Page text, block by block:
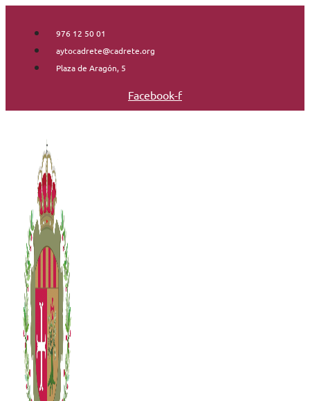
contenido
976 12 50 01
aytocadrete@cadrete.org
Plaza de Aragón, 5
Facebook-f